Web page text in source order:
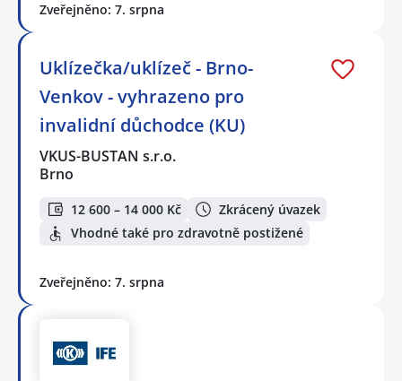
Zveřejněno: 7. srpna
Uklízečka/uklízeč - Brno-
Venkov - vyhrazeno pro
invalidní důchodce (KU)
VKUS-BUSTAN s.r.o.
Brno
12 600 – 14 000 Kč
Zkrácený úvazek
Vhodné také pro zdravotně postižené
Zveřejněno: 7. srpna